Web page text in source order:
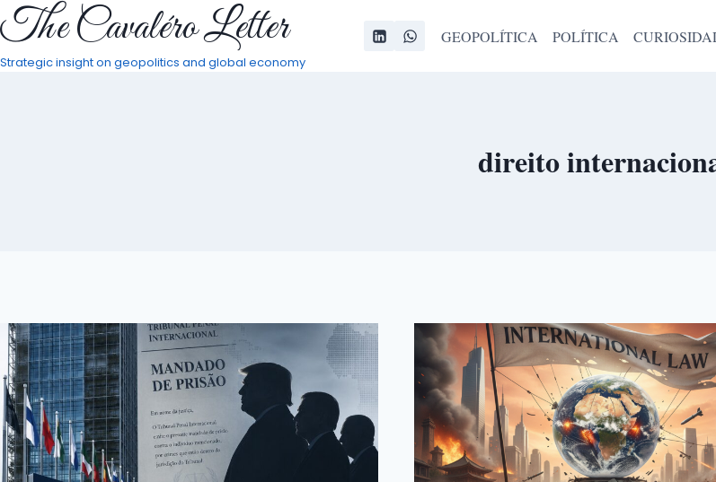
Pular
para
o
The Cavaléro Letter
Strategic insight on geopolitics and global economy
GEOPOLÍTICA POLÍTICA
direito